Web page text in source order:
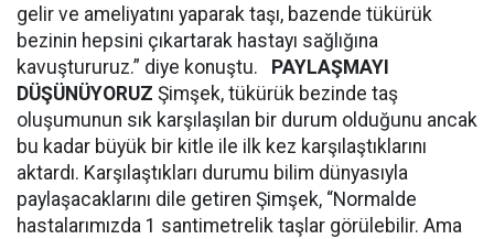
gelir ve ameliyatını yaparak taşı, bazende tükürük
bezinin hepsini çıkartarak hastayı sağlığına
kavuştururuz.” diye konuştu.
PAYLAŞMAYI
DÜŞÜNÜYORUZ Şimşek, tükürük bezinde taş
oluşumunun sık karşılaşılan bir durum olduğunu ancak
bu kadar büyük bir kitle ile ilk kez karşılaştıklarını
aktardı. Karşılaştıkları durumu bilim dünyasıyla
paylaşacaklarını dile getiren Şimşek, “Normalde
hastalarımızda 1 santimetrelik taşlar görülebilir. Ama